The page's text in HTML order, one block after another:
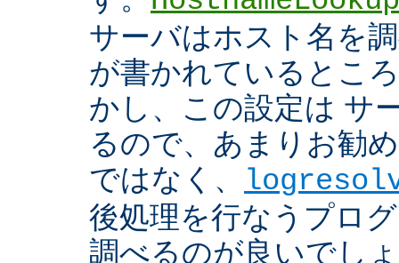
サーバはホスト名を
が書かれているとこ
かし、この設定は サ
るので、あまりお勧
ではなく、
後処理を行なうプロ
調べるのが良いでし